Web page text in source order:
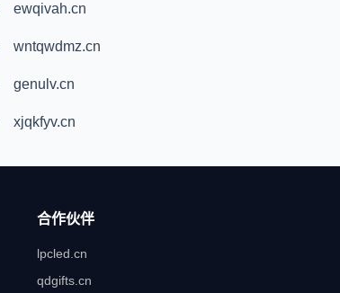
ewqivah.cn
wntqwdmz.cn
genulv.cn
xjqkfyv.cn
合作伙伴
lpcled.cn
qdgifts.cn